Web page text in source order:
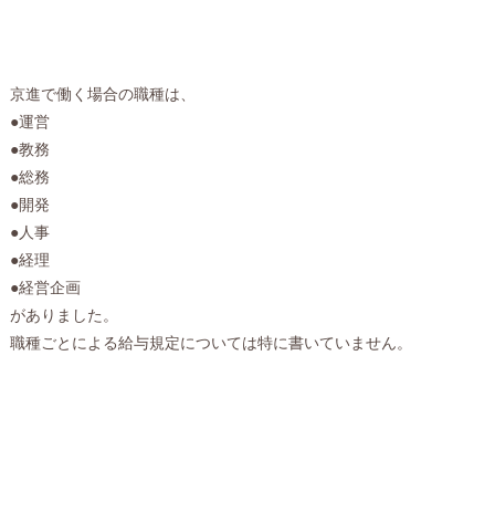
京進で働く場合の職種は、
●運営
●教務
●総務
●開発
●人事
●経理
●経営企画
がありました。
職種ごとによる給与規定については特に書いていません。